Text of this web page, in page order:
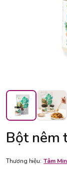
Bột nêm
Thương hiệu: Tâm